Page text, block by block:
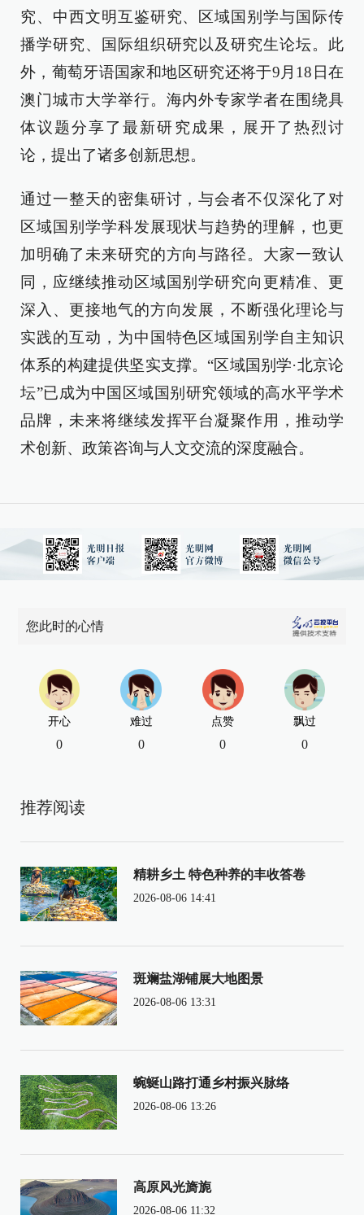
究、中西文明互鉴研究、区域国别学与国际传
播学研究、国际组织研究以及研究生论坛。此
外，葡萄牙语国家和地区研究还将于9月18日在
澳门城市大学举行。海内外专家学者在围绕具
体议题分享了最新研究成果，展开了热烈讨
论，提出了诸多创新思想。
通过一整天的密集研讨，与会者不仅深化了对
区域国别学学科发展现状与趋势的理解，也更
加明确了未来研究的方向与路径。大家一致认
同，应继续推动区域国别学研究向更精准、更
深入、更接地气的方向发展，不断强化理论与
实践的互动，为中国特色区域国别学自主知识
体系的构建提供坚实支撑。“区域国别学·北京论
坛”已成为中国区域国别研究领域的高水平学术
品牌，未来将继续发挥平台凝聚作用，推动学
术创新、政策咨询与人文交流的深度融合。
您此时的心情
开心
0
难过
0
点赞
0
飘过
0
推荐阅读
精耕乡土 特色种养的丰收答卷
2026-08-06 14:41
斑斓盐湖铺展大地图景
2026-08-06 13:31
蜿蜒山路打通乡村振兴脉络
2026-08-06 13:26
高原风光旖旎
2026-08-06 11:32